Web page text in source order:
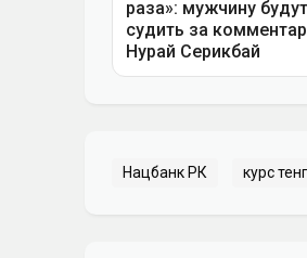
Нацбанк РК курс